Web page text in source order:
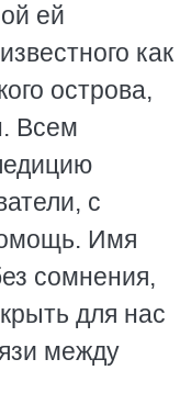
ей
как
острова,
Всем
с
Имя
сомнения,
для нас
между